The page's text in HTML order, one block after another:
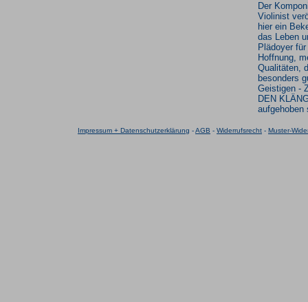
Der
Violinist
hier ein
das Leben
Plädoyer
Hoffnung,
Qualitäten,
besonders
Geistigen -
DEN
aufgehoben
Impressum + Datenschutzerklärung -AGB - Widerrufsrecht - Muster-